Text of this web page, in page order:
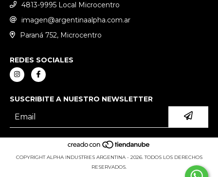
4813-9995 Local Microcentro
imagen@argentinaalpha.com.ar
Paraná 752, Microcentro
REDES SOCIALES
SUSCRIBITE A NUESTRO NEWSLETTER
COPYRIGHT ALPHA INDUSTRIES ARGENTINA - 2026. TODOS LOS DERECHOS
RESERVADOS.